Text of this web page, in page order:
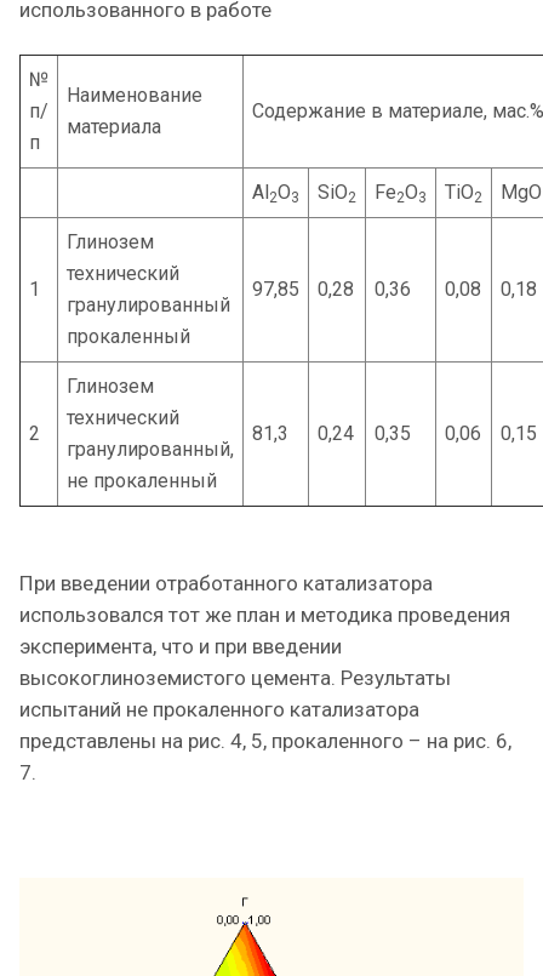
использованного в работе
№
п/
п
Наименование
материала
Содержание в материале, мас.%
Al2O3 SiO2 Fe2O3 TiO2 MgO
1
Глинозем
технический
гранулированный
прокаленный
97,85 0,28 0,36 0,08 0,18
2
Глинозем
технический
гранулированный,
не прокаленный
81,3 0,24 0,35 0,06 0,15
При введении отработанного катализатора
использовался тот же план и методика проведения
эксперимента, что и при введении
высокоглиноземистого цемента. Результаты
испытаний не прокаленного катализатора
представлены на рис. 4, 5, прокаленного – на рис. 6,
7.